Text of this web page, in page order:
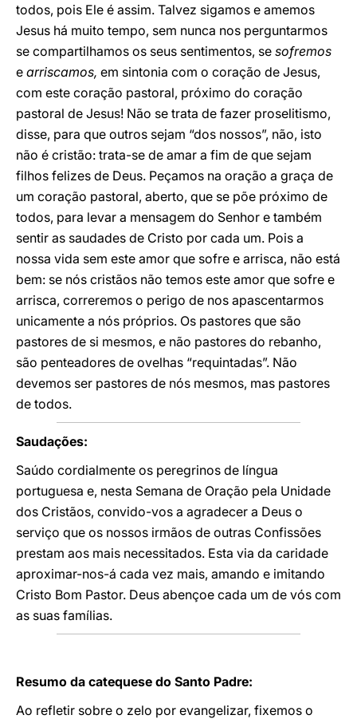
todos, pois Ele é assim. Talvez sigamos e amemos
Jesus há muito tempo, sem nunca nos perguntarmos
se compartilhamos os seus sentimentos, se sofremos
e arriscamos, em sintonia com o coração de Jesus,
com este coração pastoral, próximo do coração
pastoral de Jesus! Não se trata de fazer proselitismo,
disse, para que outros sejam “dos nossos”, não, isto
não é cristão: trata-se de amar a fim de que sejam
filhos felizes de Deus. Peçamos na oração a graça de
um coração pastoral, aberto, que se põe próximo de
todos, para levar a mensagem do Senhor e também
sentir as saudades de Cristo por cada um. Pois a
nossa vida sem este amor que sofre e arrisca, não está
bem: se nós cristãos não temos este amor que sofre e
arrisca, correremos o perigo de nos apascentarmos
unicamente a nós próprios. Os pastores que são
pastores de si mesmos, e não pastores do rebanho,
são penteadores de ovelhas “requintadas”. Não
devemos ser pastores de nós mesmos, mas pastores
de todos.
Saudações:
Saúdo cordialmente os peregrinos de língua
portuguesa e, nesta Semana de Oração pela Unidade
dos Cristãos, convido-vos a agradecer a Deus o
serviço que os nossos irmãos de outras Confissões
prestam aos mais necessitados. Esta via da caridade
aproximar-nos-á cada vez mais, amando e imitando
Cristo Bom Pastor. Deus abençoe cada um de vós com
as suas famílias.
Resumo da catequese do Santo Padre:
Ao refletir sobre o zelo por evangelizar, fixemos o